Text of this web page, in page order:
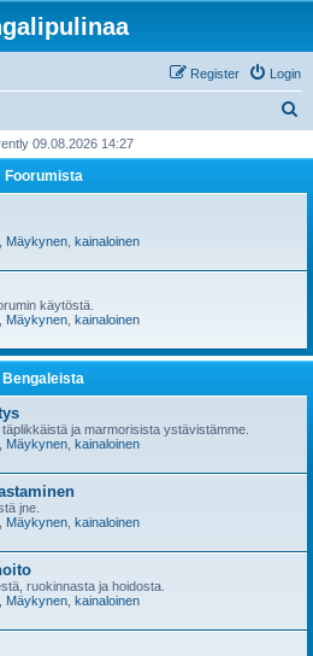
Login
Register
r
09.08.2026 14:27
Foorumista
Mäykynen kainaloinen
käytöstä.
Mäykynen kainaloinen
Bengaleista
ja marmorisista ystävistämme.
Mäykynen kainaloinen
jne.
Mäykynen kainaloinen
ruokinnasta ja hoidosta.
Mäykynen kainaloinen